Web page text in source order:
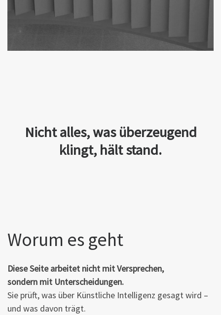
Nicht alles, was überzeugend
klingt, hält stand.
Worum es geht
Diese Seite arbeitet nicht mit Versprechen,
sondern mit Unterscheidungen.
Sie prüft, was über Künstliche Intelligenz gesagt wird –
und was davon trägt.